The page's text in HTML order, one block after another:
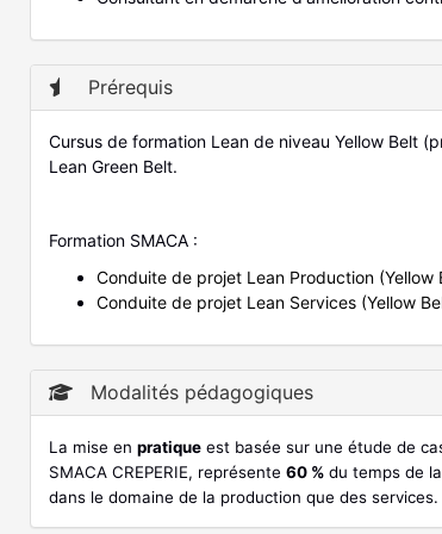
Prérequis
Cursus de formation Lean de niveau Yellow Belt
Lean Green Belt.
Formation SMACA :
Conduite de projet Lean Production (Yellow
Conduite de projet Lean Services (Yellow
Modalités pédagogiques
La mise en pratique est basée sur une étude de
SMACA CREPERIE, représente 60 % du temps de
dans le domaine de la production que des services.